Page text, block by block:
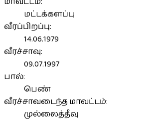
மட்டக்களப்பு
வீரப்பிறப்பு:
14.06.1979
வீரச்சாவு:
09.07.1997
பால்:
பெண்
வீரச்சாவடைந்த மாவட்டம்:
முல்லைத்தீவு